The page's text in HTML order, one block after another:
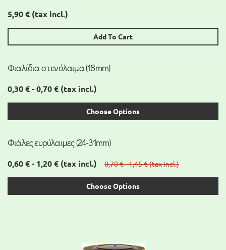
5,90 € (tax incl.)
Add To Cart
Φιαλίδια στενόλαιμα (18mm)
0,30 € - 0,70 € (tax incl.)
Choose Options
Φιάλες ευρύλαιμες (24-31mm)
0,60 € - 1,20 € (tax incl.) 0,70 € - 1,45 €(tax incl.)
Choose Options